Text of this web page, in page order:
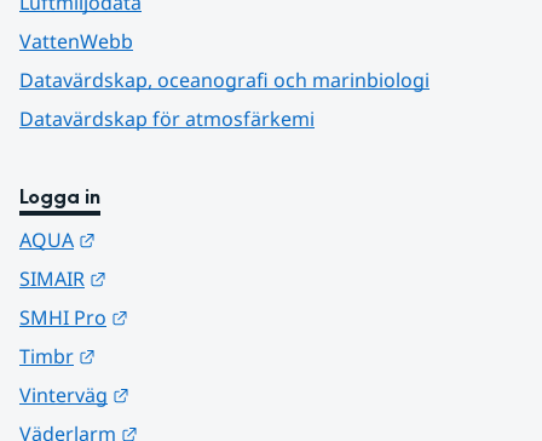
VattenWebb
Datavärdskap, oceanografi och marinbiologi
Datavärdskap för atmosfärkemi
Logga in
AQUA
SIMAIR
SMHI Pro
Timbr
Vinterväg
Väderlarm